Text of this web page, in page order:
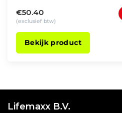
stalen kettlebells
beschikbaar van 4 tot 48kg
en geschikt voor intensief
€50.40
(exclusief btw)
Bekijk product
Lifemaxx B.V.